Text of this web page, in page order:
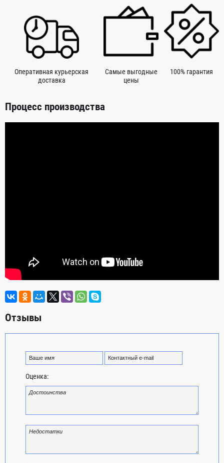
Оперативная курьерская
доставка
Самые выгодные
цены
100% гарантия
Процесс производства
Отзывы
Оценка: